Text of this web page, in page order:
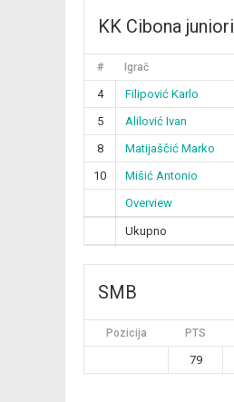
KK Cibona juniori
# Igrač
4 Filipović Karlo
5
Alilović Ivan
8
Matijaščić Marko
10
Mišić Antonio
Overview
Ukupno
SMB
Pozicija PTS
79